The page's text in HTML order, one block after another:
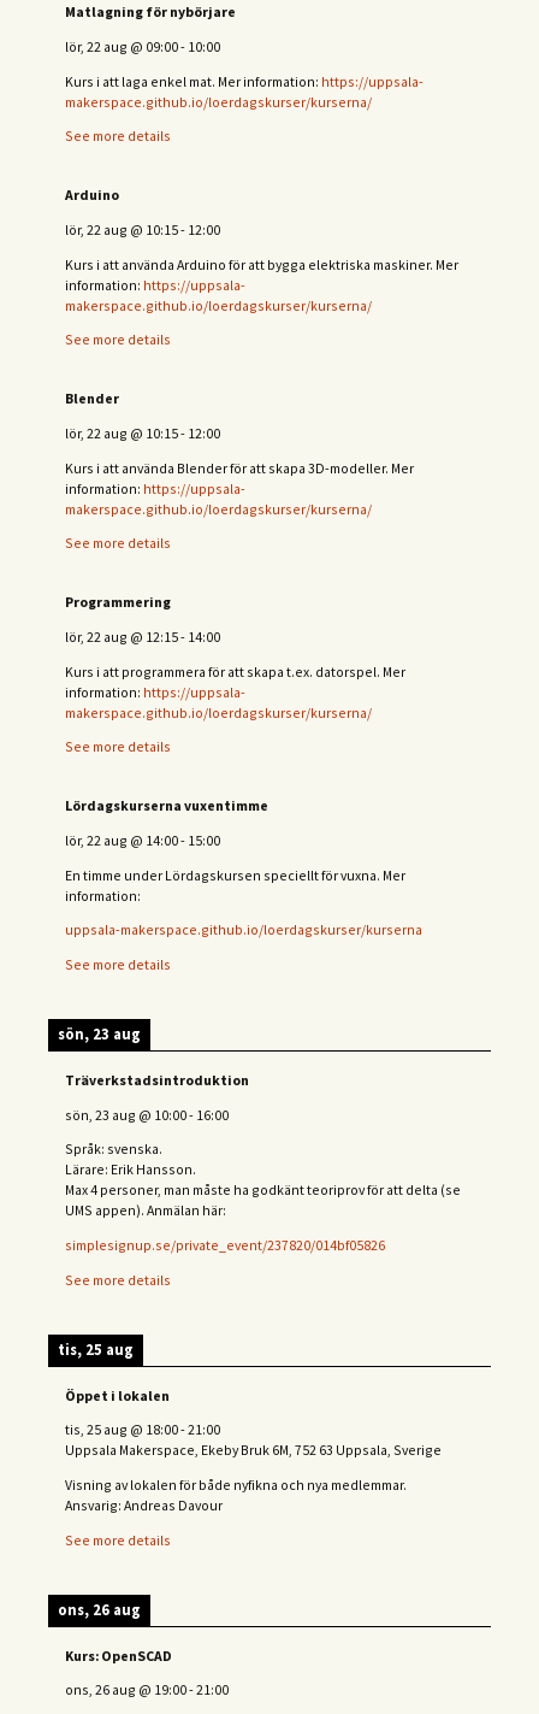
Matlagning för nybörjare
lör, 22 aug @ 09:00- 10:00
Kurs i att laga enkel mat. Mer information: https://uppsala-
makerspace.github.io/loerdagskurser/kurserna/
See more details
Arduino
lör, 22 aug @ 10:15- 12:00
Kurs i att använda Arduino för att bygga elektriska maskiner. Mer
information: https://uppsala-
makerspace.github.io/loerdagskurser/kurserna/
See more details
Blender
lör, 22 aug @ 10:15- 12:00
Kurs i att använda Blender för att skapa 3D-modeller. Mer
information: https://uppsala-
makerspace.github.io/loerdagskurser/kurserna/
See more details
Programmering
lör, 22 aug @ 12:15- 14:00
Kurs i att programmera för att skapa t.ex. datorspel. Mer
information: https://uppsala-
makerspace.github.io/loerdagskurser/kurserna/
See more details
Lördagskurserna vuxentimme
lör, 22 aug @ 14:00- 15:00
En timme under Lördagskursen speciellt för vuxna. Mer
information:
uppsala-makerspace.github.io/loerdagskurser/kurserna
See more details
sön, 23 aug
Träverkstadsintroduktion
sön, 23 aug @ 10:00- 16:00
Språk: svenska.
Lärare: Erik Hansson.
Max 4 personer, man måste ha godkänt teoriprov för att delta (se
UMS appen). Anmälan här:
simplesignup.se/private_event/237820/014bf05826
See more details
tis, 25 aug
Öppet i lokalen
tis, 25 aug @ 18:00-21:00
Uppsala Makerspace, Ekeby Bruk 6M, 752 63 Uppsala, Sverige
Visning av lokalen för både nyfikna och nya medlemmar.
Ansvarig: Andreas Davour
See more details
ons, 26 aug
Kurs: OpenSCAD
ons, 26 aug @ 19:00-21:00